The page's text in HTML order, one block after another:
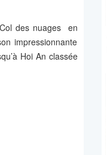
des nuages ​​​​ en
impressionnante
Hoi An classée